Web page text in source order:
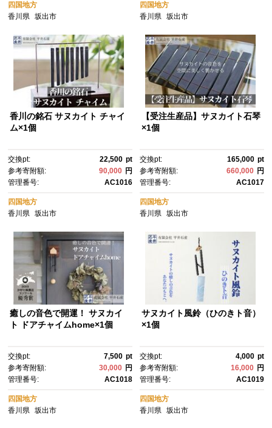
四国地方
香川県
坂出市
四国地方
香川県 坂出市
香川の銘石 サヌカイト チャイ
ム×1個
交換pt: 22,500 pt
参考寄附額:
90,000 円
管理番号:
AC1016
四国地方
香川県
坂出市
【受注生産品】サヌカイト石琴
×1個
交換pt: 165,000 pt
参考寄附額:
660,000 円
管理番号:
AC1017
四国地方
香川県 坂出市
癒しの音色で開運！ サヌカイ
ト ドアチャイムhome×1個
交換pt: 7,500 pt
参考寄附額:
30,000 円
管理番号:
AC1018
四国地方
香川県
坂出市
サヌカイト風鈴（ひのきト音）
×1個
交換pt: 4,000 pt
参考寄附額:
16,000 円
管理番号:
AC1019
四国地方
香川県 坂出市